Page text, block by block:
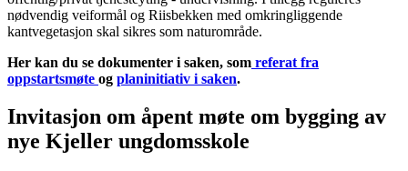
nødvendig veiformål og Riisbekken med omkringliggende
kantvegetasjon skal sikres som naturområde.
Her kan du se dokumenter i saken, som referat fra
oppstartsmøte og planinitiativ i saken.
Invitasjon om åpent møte om bygging av
nye Kjeller ungdomsskole